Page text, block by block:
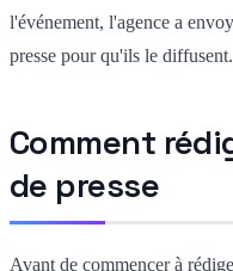
l'événement, l'agence a
presse pour qu'ils le diffusent.
Comment
de presse
Avant de commencer à